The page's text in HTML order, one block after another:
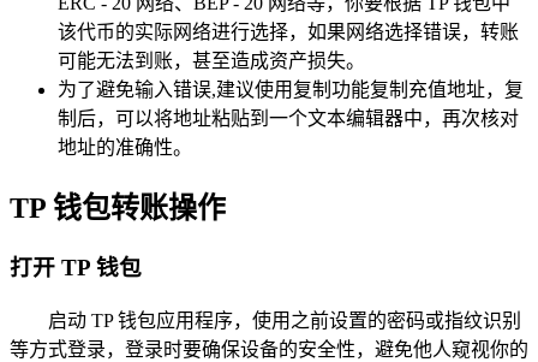
该代币的实际网络进行选择，如果网络选择错误，转账
可能无法到账，甚至造成资产损失。
为了避免输入错误,建议使用复制功能复制充值地址，复
制后，可以将地址粘贴到一个文本编辑器中，再次核对
地址的准确性。
TP 钱包转账操作
打开 TP 钱包
启动 TP 钱包应用程序，使用之前设置的密码或指纹识别
等方式登录，登录时要确保设备的安全性，避免他人窥视你的